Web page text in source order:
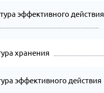
эффективного действия
хранения
эффективного действия